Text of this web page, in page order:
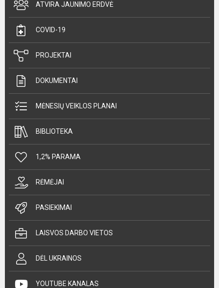
ATVIRA JAUNIMO ERDVĖ
COVID-19
PROJEKTAI
DOKUMENTAI
MĖNESIŲ VEIKLOS PLANAI
BIBLIOTEKA
1,2% PARAMA
RĖMĖJAI
PASIEKIMAI
LAISVOS DARBO VIETOS
DĖL UKRAINOS
YOUTUBE KANALAS